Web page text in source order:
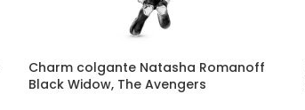
Charm colgante Natasha Romanoff
Black Widow, The Avengers